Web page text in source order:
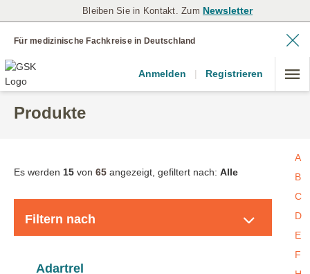
Bleiben Sie in Kontakt. Zum Newsletter
Für medizinische Fachkreise in Deutschland
Anmelden | Registrieren
Produkte
Es werden 15 von 65 angezeigt, gefiltert nach: Alle
Filtern nach
Adartrel
A
B
C
D
E
F